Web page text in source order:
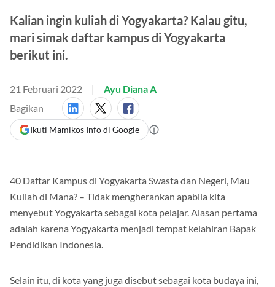
Kalian ingin kuliah di Yogyakarta? Kalau gitu,
mari simak daftar kampus di Yogyakarta
berikut ini.
21 Februari 2022
Ayu Diana A
Bagikan
Ikuti Mamikos Info di Google
40 Daftar Kampus di Yogyakarta Swasta dan Negeri, Mau
Kuliah di Mana? – Tidak mengherankan apabila kita
menyebut Yogyakarta sebagai kota pelajar. Alasan pertama
adalah karena Yogyakarta menjadi tempat kelahiran Bapak
Pendidikan Indonesia.
Selain itu, di kota yang juga disebut sebagai kota budaya ini,